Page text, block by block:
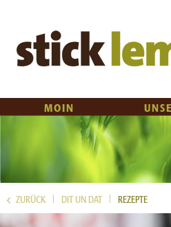
MOIN
ZURÜCK DIT UN DAT REZEPTE